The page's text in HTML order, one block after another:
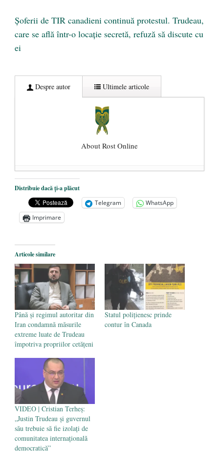
Șoferii de TIR canadieni continuă protestul. Trudeau,
care se află într-o locație secretă, refuză să discute cu
ei
Despre autor Ultimele articole
About Rost Online
Dezvăluiri cutremurătoare despre
președintele Ucrainei, Volodymyr
Zelensky
- 13 mai 2026
Statul care servește Națiunea
Legea Vexler produce efecte. Bustul
poetului Octavian Goga, înlăturat din Iași
- 16 aprilie 2026
Distribuie dacă ți-a plăcut
Telegram
WhatsApp
Imprimare
Articole similare
Până și regimul autoritar din
Iran condamnă măsurile
extreme luate de Trudeau
împotriva propriilor cetățeni
Statul polițienesc prinde
contur în Canada
VIDEO | Cristian Terheș:
„Justin Trudeau și guvernul
său trebuie să fie izolați de
comunitatea internațională
democratică”